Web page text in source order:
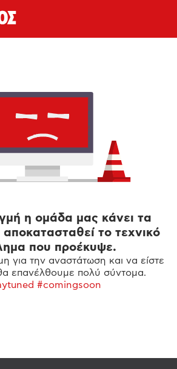
η ομάδα μας κάνει τα
το τεχνικό
που προέκυψε.
για την αναστάτωση και να είστε
θα επανέλθουμε πολύ σύντομα.
#comingsoon